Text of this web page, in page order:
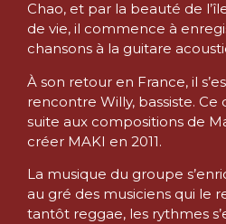
Chao, et par la beauté de
de vie, il commence à
chansons à la guitare
À son retour en France, il
rencontre Willy, bassiste.
suite aux compositions de
créer MAKI en 2011.
La musique du groupe
au gré des musiciens qui le
tantôt reggae, les rythmes